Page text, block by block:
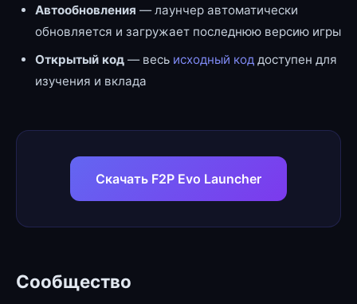
Автообновления — лаунчер автоматически
обновляется и загружает последнюю версию игры
Открытый код — весь исходный код доступен для
изучения и вклада
Скачать F2P Evo Launcher
Сообщество